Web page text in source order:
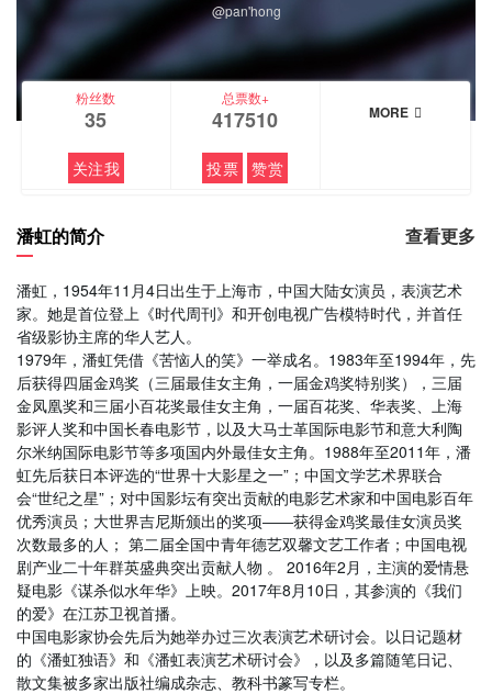
@pan'hong
粉丝数
35
关注我
总票数+
417510
投票 赞赏
MORE
潘虹的简介 查看更多
潘虹，1954年11月4日出生于上海市，中国大陆女演员，表演艺术
家。她是首位登上《时代周刊》和开创电视广告模特时代，并首任
省级影协主席的华人艺人。
1979年，潘虹凭借《苦恼人的笑》一举成名。1983年至1994年，先
后获得四届金鸡奖（三届最佳女主角，一届金鸡奖特别奖），三届
金凤凰奖和三届小百花奖最佳女主角，一届百花奖、华表奖、上海
影评人奖和中国长春电影节，以及大马士革国际电影节和意大利陶
尔米纳国际电影节等多项国内外最佳女主角。1988年至2011年，潘
虹先后获日本评选的“世界十大影星之一”；中国文学艺术界联合
会“世纪之星”；对中国影坛有突出贡献的电影艺术家和中国电影百年
优秀演员；大世界吉尼斯颁出的奖项――获得金鸡奖最佳女演员奖
次数最多的人； 第二届全国中青年德艺双馨文艺工作者；中国电视
剧产业二十年群英盛典突出贡献人物 。 2016年2月，主演的爱情悬
疑电影《谋杀似水年华》上映。2017年8月10日，其参演的《我们
的爱》在江苏卫视首播。
中国电影家协会先后为她举办过三次表演艺术研讨会。以日记题材
的《潘虹独语》和《潘虹表演艺术研讨会》，以及多篇随笔日记、
散文集被多家出版社编成杂志、教科书篆写专栏。